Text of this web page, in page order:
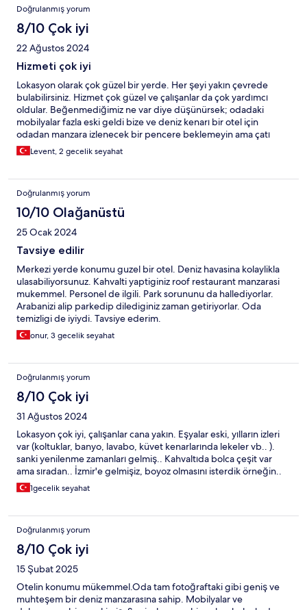
Doğrulanmış yorum
8/10 Çok iyi
22 Ağustos 2024
Hizmeti çok iyi
Lokasyon olarak çok güzel bir yerde. Her şeyi yakın çevrede
bulabilirsiniz. Hizmet çok güzel ve çalışanlar da çok yardımcı
oldular. Beğenmediğimiz ne var diye düşünürsek; odadaki
mobilyalar fazla eski geldi bize ve deniz kenarı bir otel için
odadan manzara izlenecek bir pencere beklemeyin ama çatı
katındaki restorandan izleyebilirsiniz.
Levent, 2 gecelik seyahat
Doğrulanmış yorum
10/10 Olağanüstü
25 Ocak 2024
Tavsiye edilir
Merkezi yerde konumu guzel bir otel. Deniz havasina kolaylikla
ulasabiliyorsunuz. Kahvalti yaptiginiz roof restaurant manzarasi
mukemmel. Personel de ilgili. Park sorununu da hallediyorlar.
Arabanizi alip parkedip dilediginiz zaman getiriyorlar. Oda
temizligi de iyiydi. Tavsiye ederim.
onur, 3 gecelik seyahat
Doğrulanmış yorum
8/10 Çok iyi
31 Ağustos 2024
Lokasyon çok iyi, çalışanlar cana yakın. Eşyalar eski, yılların izleri
var (koltuklar, banyo, lavabo, küvet kenarlarında lekeler vb.. ).
sanki yenilenme zamanları gelmiş.. Kahvaltıda bolca çeşit var
ama sıradan.. İzmir'e gelmişiz, boyoz olmasını isterdik örneğin..
1gecelik seyahat
Doğrulanmış yorum
8/10 Çok iyi
15 Şubat 2025
Otelin konumu mükemmel.Oda tam fotoğraftaki gibi geniş ve
muhteşem bir deniz manzarasına sahip. Mobilyalar ve